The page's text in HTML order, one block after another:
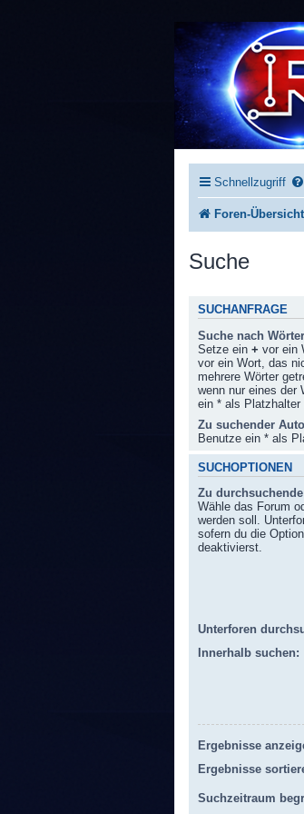
Schnellzugriff
Foren-Übersicht
Suche
SUCHANFRAGE
Suche nach
Setze ein + vor ein
vor ein Wort, das
mehrere Wörter
wenn nur eines der
ein * als Platzhalter
Zu suchender
Benutze ein * als
SUCHOPTIONEN
Zu
Wähle das Forum
werden soll.
sofern du die
deaktivierst.
Unterforen
Innerhalb suchen:
Ergebnisse
Ergebnisse
Suchzeitraum